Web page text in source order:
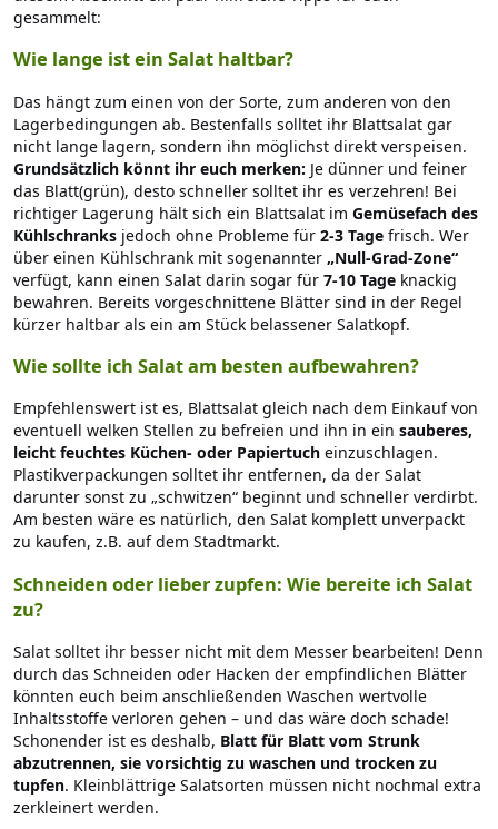
gesammelt:
Wie lange ist ein Salat haltbar?
Das hängt zum einen von der Sorte, zum anderen von den
Lagerbedingungen ab. Bestenfalls solltet ihr Blattsalat gar
nicht lange lagern, sondern ihn möglichst direkt verspeisen.
Grundsätzlich könnt ihr euch merken: Je dünner und feiner
das Blatt(grün), desto schneller solltet ihr es verzehren! Bei
richtiger Lagerung hält sich ein Blattsalat im Gemüsefach des
Kühlschranks jedoch ohne Probleme für 2-3 Tage frisch. Wer
über einen Kühlschrank mit sogenannter „Null-Grad-Zone“
verfügt, kann einen Salat darin sogar für 7-10 Tage knackig
bewahren. Bereits vorgeschnittene Blätter sind in der Regel
kürzer haltbar als ein am Stück belassener Salatkopf.
Wie sollte ich Salat am besten aufbewahren?
Empfehlenswert ist es, Blattsalat gleich nach dem Einkauf von
eventuell welken Stellen zu befreien und ihn in ein sauberes,
leicht feuchtes Küchen- oder Papiertuch einzuschlagen.
Plastikverpackungen solltet ihr entfernen, da der Salat
darunter sonst zu „schwitzen“ beginnt und schneller verdirbt.
Am besten wäre es natürlich, den Salat komplett unverpackt
zu kaufen, z.B. auf dem Stadtmarkt.
Schneiden oder lieber zupfen: Wie bereite ich Salat
zu?
Salat solltet ihr besser nicht mit dem Messer bearbeiten! Denn
durch das Schneiden oder Hacken der empfindlichen Blätter
könnten euch beim anschließenden Waschen wertvolle
Inhaltsstoffe verloren gehen – und das wäre doch schade!
Schonender ist es deshalb, Blatt für Blatt vom Strunk
abzutrennen, sie vorsichtig zu waschen und trocken zu
tupfen. Kleinblättrige Salatsorten müssen nicht nochmal extra
zerkleinert werden.